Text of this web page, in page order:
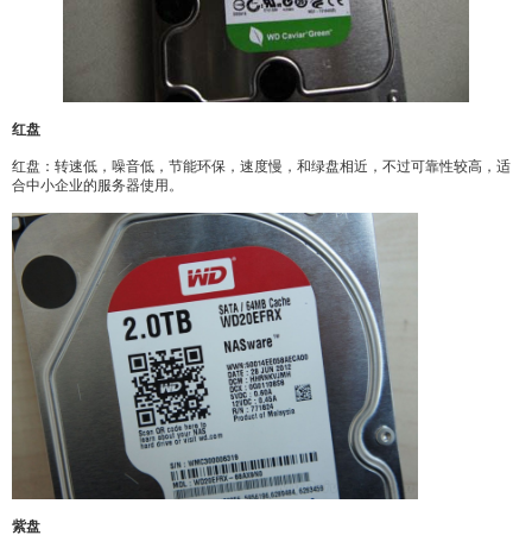
红盘
红盘：转速低，噪音低，节能环保，速度慢，和绿盘相近，不过可靠性较高，适
合中小企业的服务器使用。
紫盘